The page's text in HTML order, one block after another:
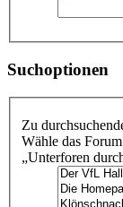
Suchoptionen
Zu
Wähle das
„Unterforen